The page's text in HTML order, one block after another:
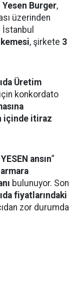
Yesen Burger,
üzerinden
, şirkete 3
Üretim
için konkordato
içinde itiraz
YESEN ansın”
bulunuyor. Son
fiyatlarındaki
zor durumda